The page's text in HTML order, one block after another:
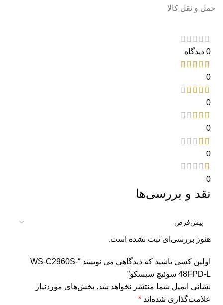
حمل و نقل کالا
0 دیدگاه
0
0
0
0
0
نقد و بررسی‌ها
هنوز بررسی‌ای ثبت نشده است.
اولین کسی باشید که دیدگاهی می نویسد “WS-C2960S-
48FPD-L سوئیچ سیسکو”
نشانی ایمیل شما منتشر نخواهد شد. بخش‌های موردنیاز
علامت‌گذاری شده‌اند *